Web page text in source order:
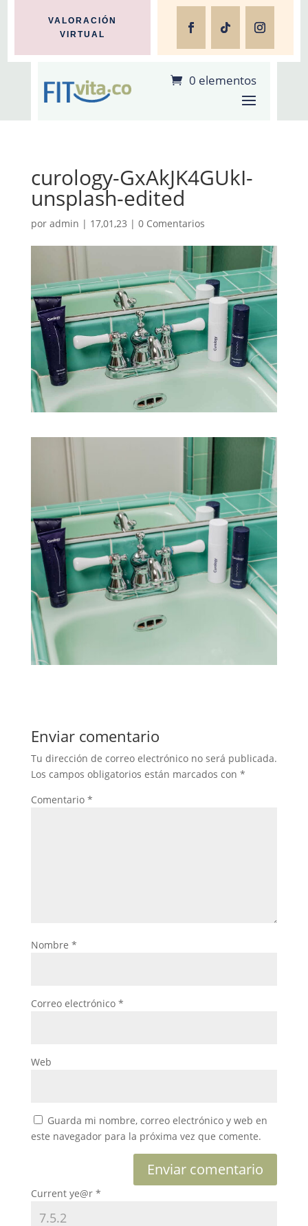
VALORACIÓN
VIRTUAL
0 elementos
curology-GxAkJK4GUkI-
unsplash-edited
por admin | 17,01,23 | 0 Comentarios
Enviar comentario
Tu dirección de correo electrónico no será publicada.
Los campos obligatorios están marcados con *
Comentario *
Nombre *
Correo electrónico *
Web
Guarda mi nombre, correo electrónico y web en
este navegador para la próxima vez que comente.
Current ye@r *